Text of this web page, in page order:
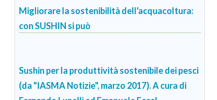
Migliorare la sostenibilità dell'acquacoltura:
con SUSHIN si può
Sushin per la produttività sostenibile dei pesci
(da "IASMA Notizie", marzo 2017). A cura di